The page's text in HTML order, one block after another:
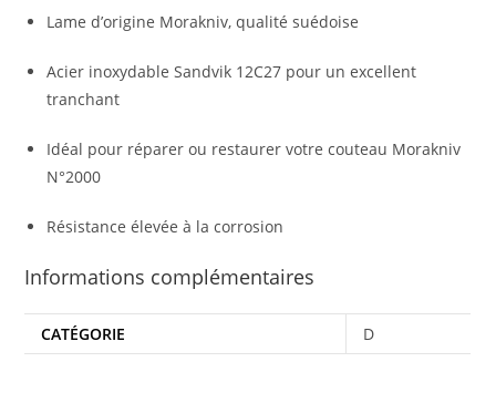
Lame d’origine Morakniv, qualité suédoise
Acier inoxydable Sandvik 12C27 pour un excellent
tranchant
Idéal pour réparer ou restaurer votre couteau Morakniv
N°2000
Résistance élevée à la corrosion
Informations complémentaires
CATÉGORIE D